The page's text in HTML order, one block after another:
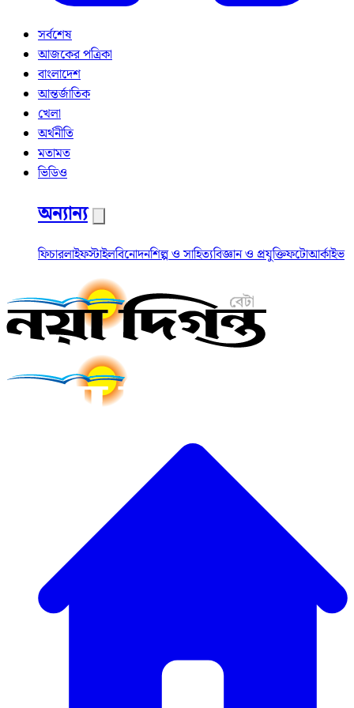
সর্বশেষ
আজকের পত্রিকা
বাংলাদেশ
আন্তর্জাতিক
খেলা
অর্থনীতি
মতামত
ভিডিও
অন্যান্য
ফিচারলাইফস্টাইলবিনোদনশিল্প ও সাহিত্যবিজ্ঞান ও প্রযুক্তিফটোআর্কাইভ